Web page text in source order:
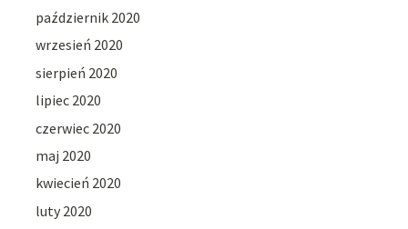
październik 2020
wrzesień 2020
sierpień 2020
lipiec 2020
czerwiec 2020
maj 2020
kwiecień 2020
luty 2020